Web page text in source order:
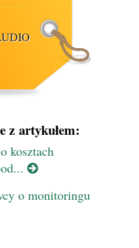
z artykułem:
kosztach
o monitoringu